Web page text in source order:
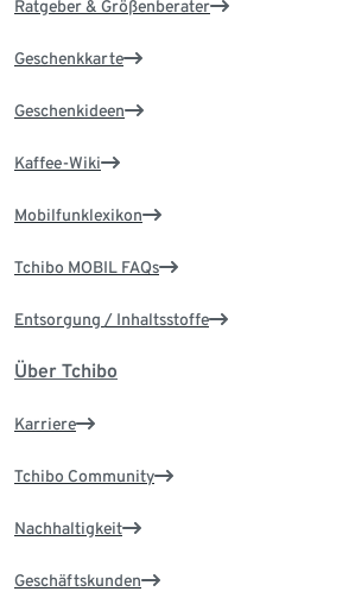
Ratgeber & Größenberater
Geschenkkarte
Geschenkideen
Kaffee-Wiki
Mobilfunklexikon
Tchibo MOBIL FAQs
Entsorgung / Inhaltsstoffe
Über Tchibo
Karriere
Tchibo Community
Nachhaltigkeit
Geschäftskunden